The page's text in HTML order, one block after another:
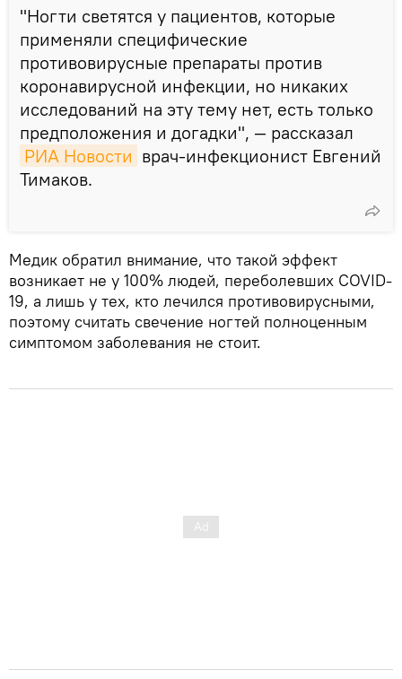
"Ногти светятся у пациентов, которые
применяли специфические
противовирусные препараты против
коронавирусной инфекции, но никаких
исследований на эту тему нет, есть только
предположения и догадки", — рассказал
РИА Новости врач-инфекционист Евгений
Тимаков.
Медик обратил внимание, что такой эффект
возникает не у 100% людей, переболевших COVID-
19, а лишь у тех, кто лечился противовирусными,
поэтому считать свечение ногтей полноценным
симптомом заболевания не стоит.